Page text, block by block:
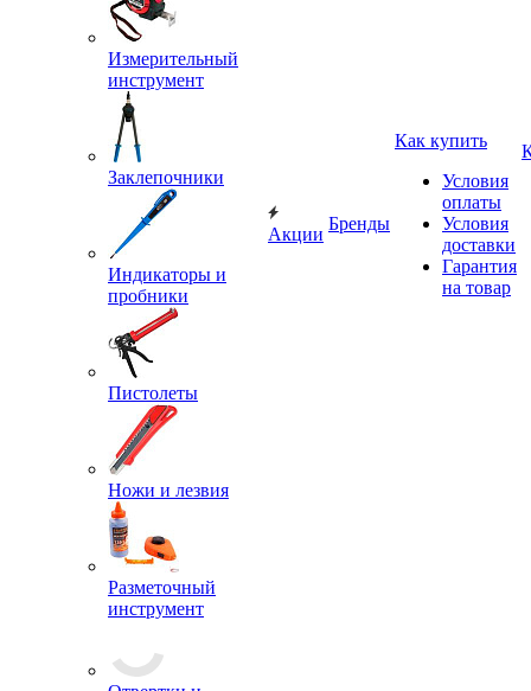
Измерительный
инструмент
Заклепочники
Индикаторы и
пробники
Пистолеты
Ножи и лезвия
Разметочный
инструмент
Как купить
Условия
оплаты
Условия
доставки